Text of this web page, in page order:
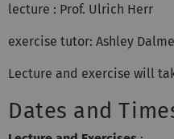
lecture : Prof. Ulrich Herr
exercise tutor: Ashley
Lecture and exercise will
Dates and